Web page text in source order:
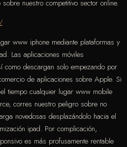
nuestro competitivo sector online.
www iphone mediante plataformas y
Las aplicaciones móviles
como descargan solo empezando por
de aplicaciones sobre Apple. Si
tiempo cualquier lugar www mobile
corres nuestro peligro sobre no
novedosas desplazándolo hacia el
ipad. Por complicación,
es más profusamente rentable